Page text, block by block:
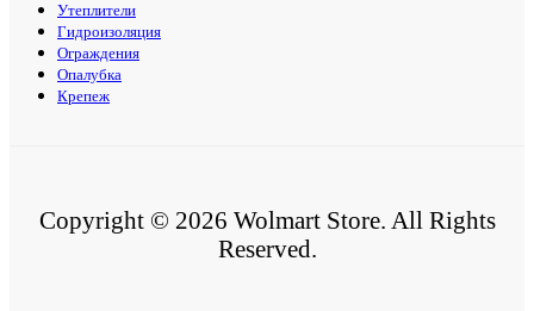
Утеплители
Гидроизоляция
Ограждения
Опалубка
Крепеж
Copyright © 2026 Wolmart Store. All Rights
Reserved.